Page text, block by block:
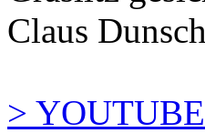
Claus Dunsch
>